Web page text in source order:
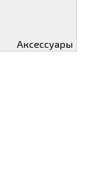
Аксессуары